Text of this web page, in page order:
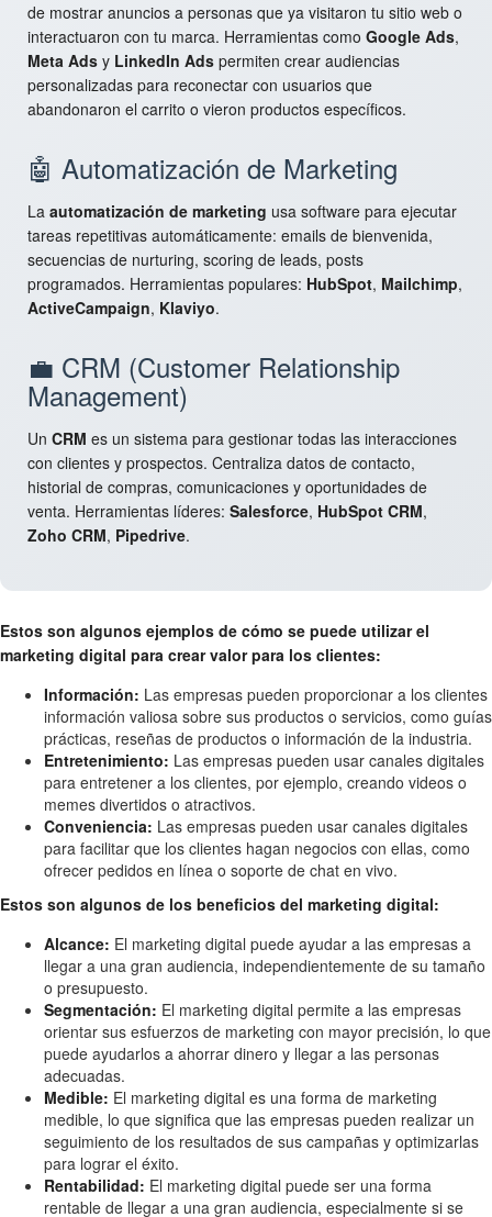
de mostrar anuncios a personas que ya visitaron tu sitio web o
interactuaron con tu marca. Herramientas como Google Ads,
Meta Ads y LinkedIn Ads permiten crear audiencias
personalizadas para reconectar con usuarios que
abandonaron el carrito o vieron productos específicos.
🤖 Automatización de Marketing
La automatización de marketing usa software para ejecutar
tareas repetitivas automáticamente: emails de bienvenida,
secuencias de nurturing, scoring de leads, posts
programados. Herramientas populares: HubSpot, Mailchimp,
ActiveCampaign, Klaviyo.
💼 CRM (Customer Relationship
Management)
Un CRM es un sistema para gestionar todas las interacciones
con clientes y prospectos. Centraliza datos de contacto,
historial de compras, comunicaciones y oportunidades de
venta. Herramientas líderes: Salesforce, HubSpot CRM,
Zoho CRM, Pipedrive.
Estos son algunos ejemplos de cómo se puede utilizar el
marketing digital para crear valor para los clientes:
Información: Las empresas pueden proporcionar a los clientes
información valiosa sobre sus productos o servicios, como guías
prácticas, reseñas de productos o información de la industria.
Entretenimiento: Las empresas pueden usar canales digitales
para entretener a los clientes, por ejemplo, creando videos o
memes divertidos o atractivos.
Conveniencia: Las empresas pueden usar canales digitales
para facilitar que los clientes hagan negocios con ellas, como
ofrecer pedidos en línea o soporte de chat en vivo.
Estos son algunos de los beneficios del marketing digital:
Alcance: El marketing digital puede ayudar a las empresas a
llegar a una gran audiencia, independientemente de su tamaño
o presupuesto.
Segmentación: El marketing digital permite a las empresas
orientar sus esfuerzos de marketing con mayor precisión, lo que
puede ayudarlos a ahorrar dinero y llegar a las personas
adecuadas.
Medible: El marketing digital es una forma de marketing
medible, lo que significa que las empresas pueden realizar un
seguimiento de los resultados de sus campañas y optimizarlas
para lograr el éxito.
Rentabilidad: El marketing digital puede ser una forma
rentable de llegar a una gran audiencia, especialmente si se